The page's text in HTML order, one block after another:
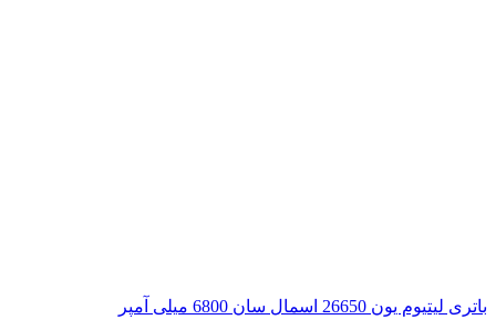
باتری لیتیوم یون 26650 اسمال سان 6800 میلی آمپر